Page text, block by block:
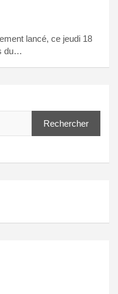
lancé, ce jeudi 18
du…
Rechercher